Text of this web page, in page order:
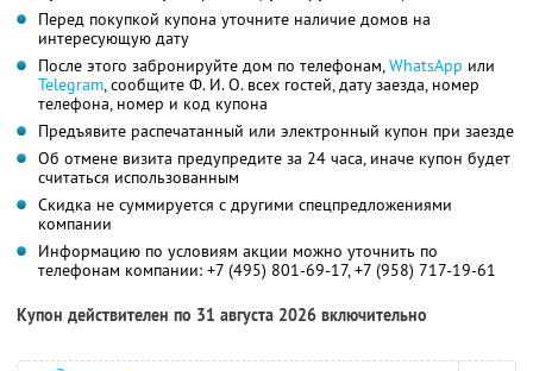
Перед покупкой купона уточните наличие домов на
интересующую дату
После этого забронируйте дом по телефонам,WhatsApp или
Telegram, сообщите Ф. И. О. всех гостей, дату заезда, номер
телефона, номер и код купона
Предъявите распечатанный или электронный купон при заезде
Об отмене визита предупредите за 24 часа, иначе купон будет
считаться использованным
Скидка не суммируется с другими спецпредложениями
компании
Информацию по условиям акции можно уточнить по
телефонам компании: +7 (495) 801-69-17, +7 (958) 717-19-61
Купон действителен по 31 августа 2026 включительно